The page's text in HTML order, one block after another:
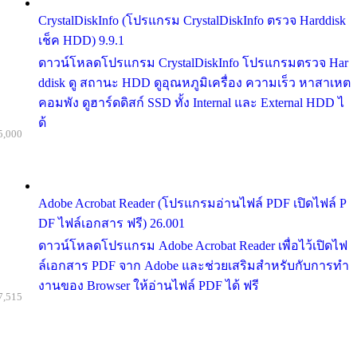
CrystalDiskInfo (โปรแกรม CrystalDiskInfo ตรวจ Harddisk
เช็ค HDD) 9.9.1
ดาวน์โหลดโปรแกรม CrystalDiskInfo โปรแกรมตรวจ Har
ddisk ดู สถานะ HDD ดูอุณหภูมิเครื่อง ความเร็ว หาสาเหต
คอมพัง ดูฮาร์ดดิสก์ SSD ทั้ง Internal และ External HDD ไ
ด้
Adobe Acrobat Reader (โปรแกรมอ่านไฟล์ PDF เปิดไฟล์ P
DF ไฟล์เอกสาร ฟรี) 26.001
ดาวน์โหลดโปรแกรม Adobe Acrobat Reader เพื่อไว้เปิดไฟ
ล์เอกสาร PDF จาก Adobe และช่วยเสริมสำหรับกับการทำ
งานของ Browser ให้อ่านไฟล์ PDF ได้ ฟรี